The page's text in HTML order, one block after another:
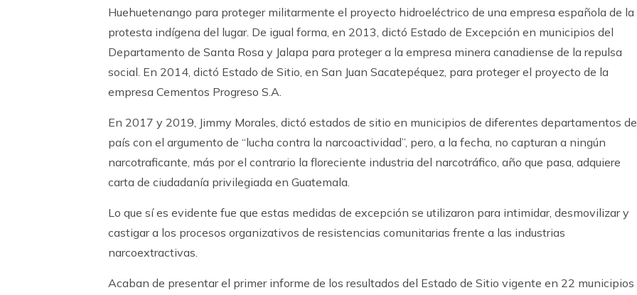
Huehuetenango para proteger militarmente el proyecto hidroeléctrico de una empresa española de la
protesta indígena del lugar. De igual forma, en 2013, dictó Estado de Excepción en municipios del
Departamento de Santa Rosa y Jalapa para proteger a la empresa minera canadiense de la repulsa
social. En 2014, dictó Estado de Sitio, en San Juan Sacatepéquez, para proteger el proyecto de la
empresa Cementos Progreso S.A.
En 2017 y 2019, Jimmy Morales, dictó estados de sitio en municipios de diferentes departamentos
país con el argumento de “lucha contra la narcoactividad”, pero, a la fecha, no capturan a ningún
narcotraficante, más por el contrario la floreciente industria del narcotráfico, año que pasa, adquiere
carta de ciudadanía privilegiada en Guatemala.
Lo que sí es evidente fue que estas medidas de excepción se utilizaron para intimidar, desmovilizar y
castigar a los procesos organizativos de resistencias comunitarias frente a las industrias
narcoextractivas.
Acaban de presentar el primer informe de los resultados del Estado de Sitio vigente en 22 municipios